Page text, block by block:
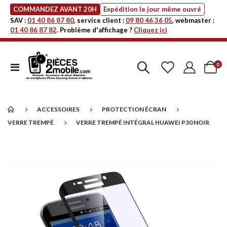
COMMANDEZ AVANT 20H
Expédition le jour même ouvré
SAV : 01 40 86 87 80, service client : 09 80 46 36 05, webmaster :
01 40 86 87 82. Problème d'affichage ? Cliquez ici
Affichage
navigation
Cart
0
ACCESSOIRES
PROTECTION ÉCRAN
VERRE TREMPÉ
VERRE TREMPÉ INTÉGRAL HUAWEI P30 NOIR